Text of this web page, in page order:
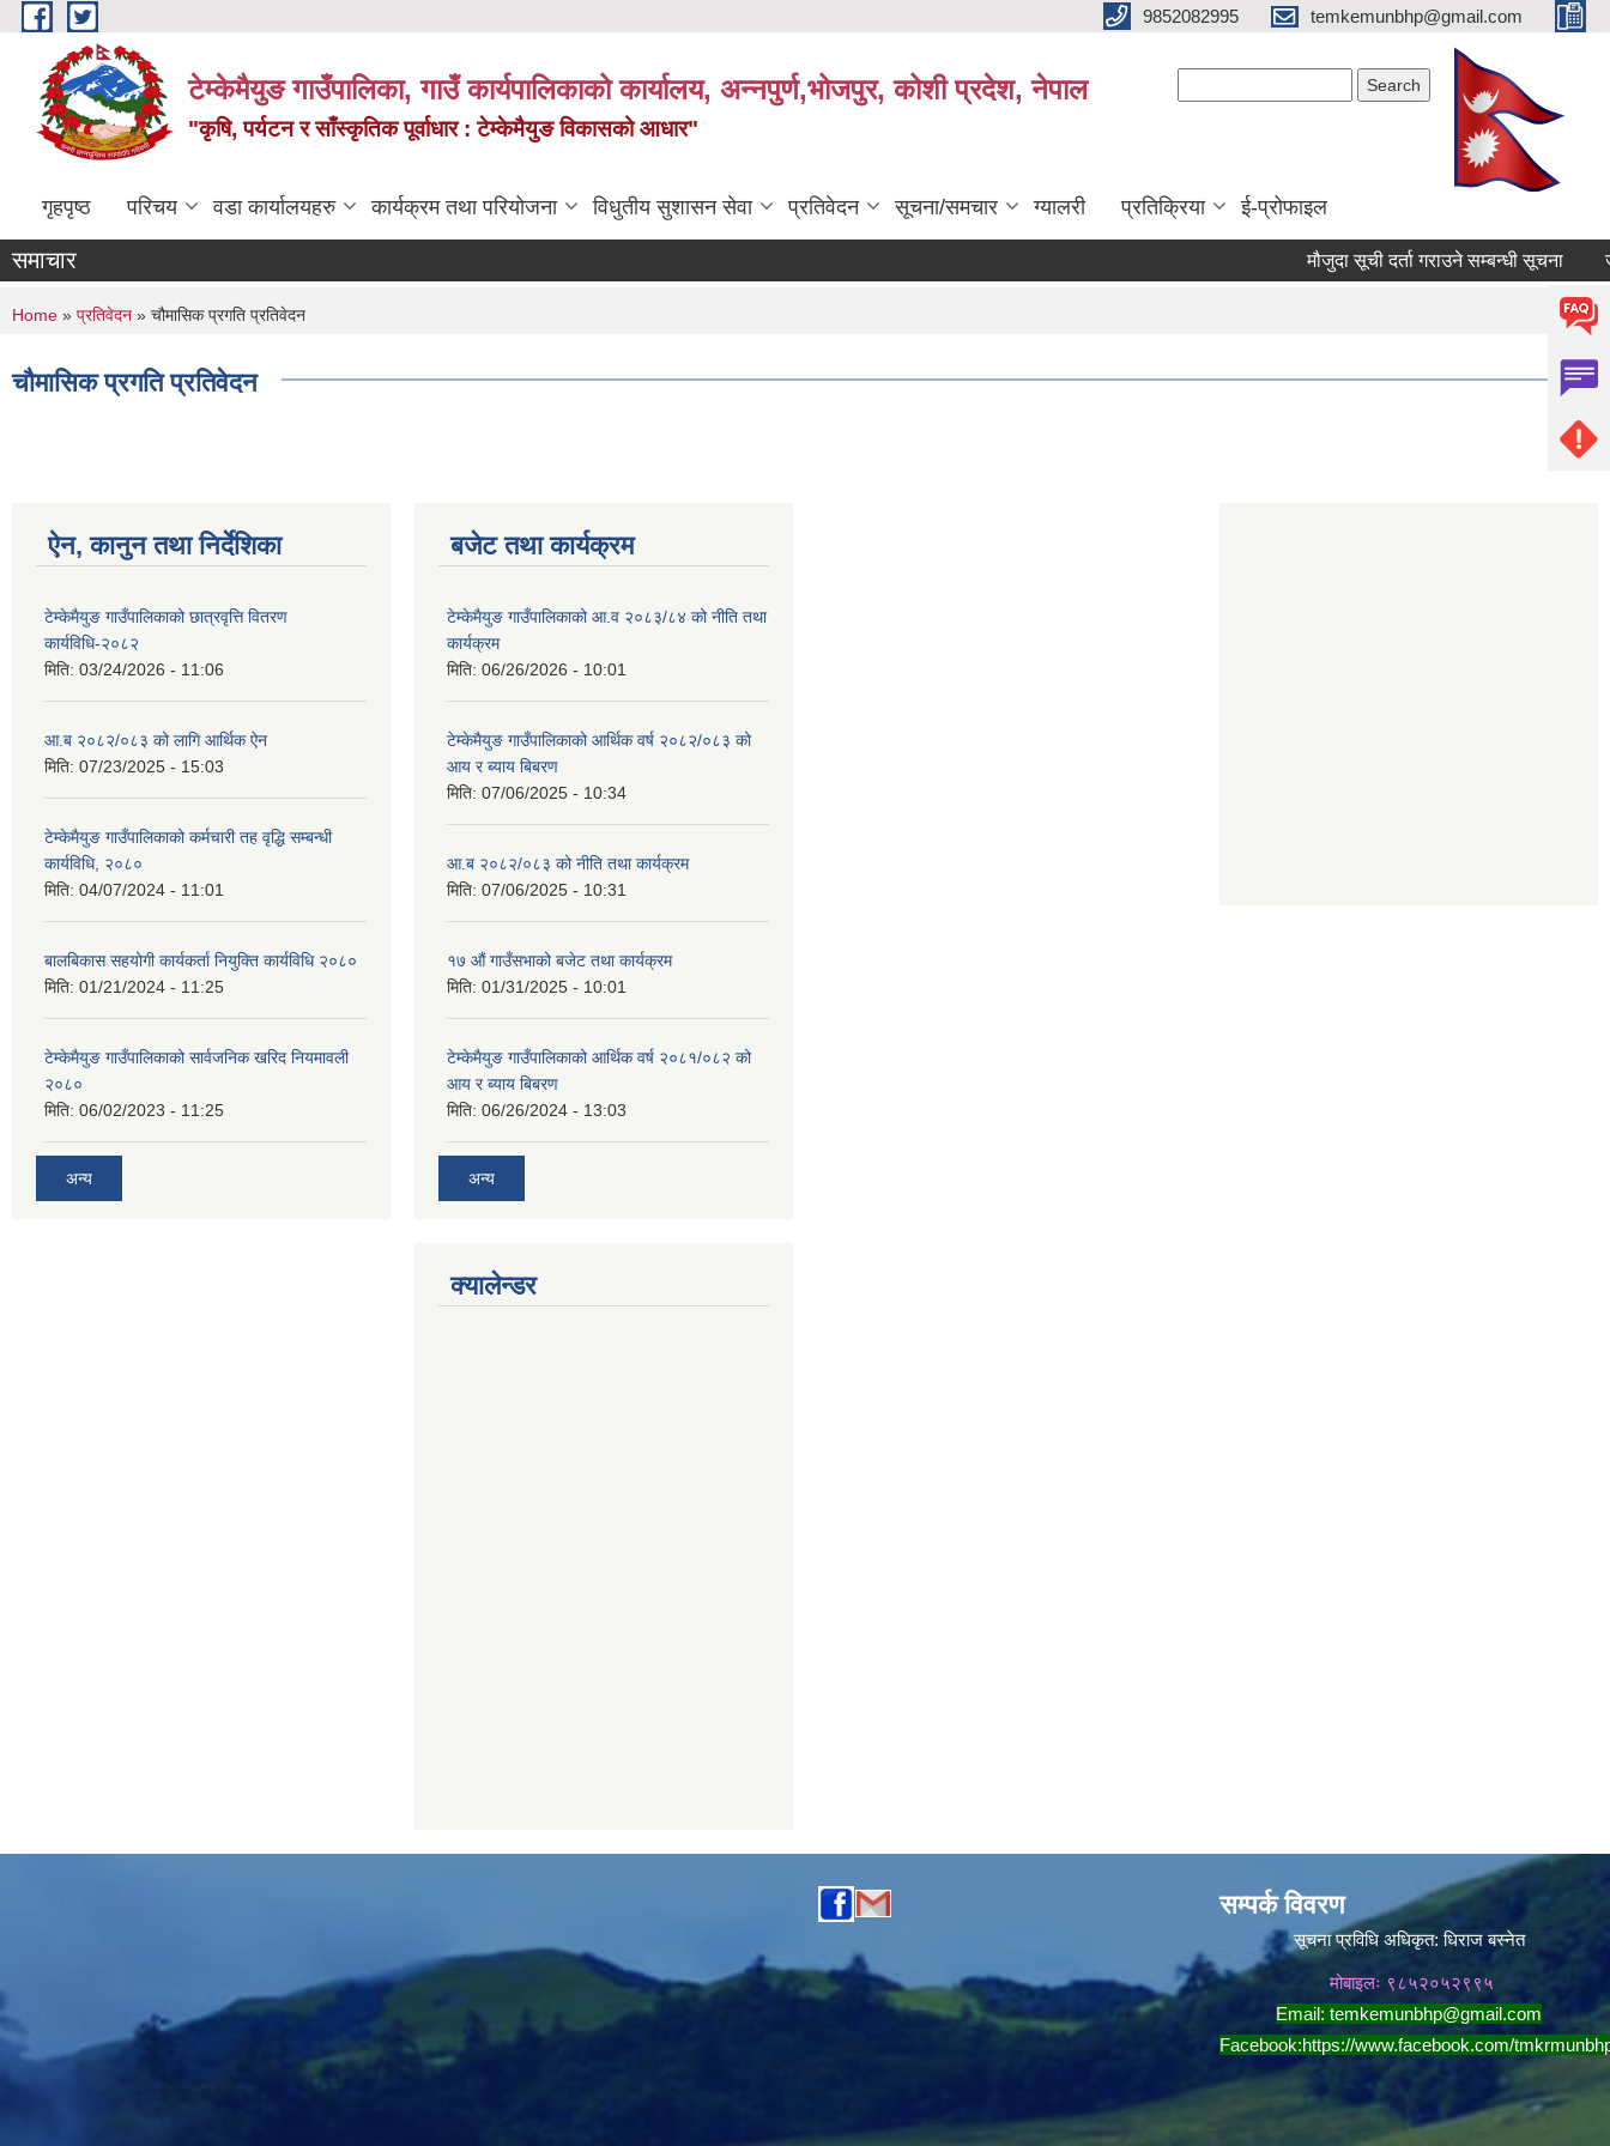
Skip to main content 9852082995 temkemunbhp@gmail.com
टेम्केमैयुङ गाउँपालिका, गाउँ कार्यपालिकाको कार्यालय, अन्नपुर्ण,भोजपुर, कोशी प्रदेश, नेपाल
"कृषि, पर्यटन र साँस्कृतिक पूर्वाधार : टेम्केमैयुङ विकासको आधार"
गृहपृष्ठ परिचय वडा कार्यालयहरु कार्यक्रम तथा परियोजना विधुतीय सुशासन सेवा प्रतिवेदन सूचना/समचार ग्यालरी प्रतिक्रिया ई-प्रोफाइल
समाचार मौजुदा सूची दर्ता गराउने सम्बन्धी सूचना
You are here
Home » प्रतिवेदन » चौमासिक प्रगति प्रतिवेदन
चौमासिक प्रगति प्रतिवेदन
ऐन, कानुन तथा निर्देशिका
टेम्केमैयुङ गाउँपालिकाको छात्रवृत्ति वितरण
कार्यविधि-२०८२
मिति: 03/24/2026 - 11:06
आ.ब २०८२/०८३ को लागि आर्थिक ऐन
मिति: 07/23/2025 - 15:03
टेम्केमैयुङ गाउँपालिकाको कर्मचारी तह वृद्धि सम्बन्धी
कार्यविधि, २०८०
मिति: 04/07/2024 - 11:01
बालबिकास सहयोगी कार्यकर्ता नियुक्ति कार्यविधि २०८०
मिति: 01/21/2024 - 11:25
टेम्केमैयुङ गाउँपालिकाको सार्वजनिक खरिद नियमावली
२०८०
मिति: 06/02/2023 - 11:25
अन्य
बजेट तथा कार्यक्रम
टेम्केमैयुङ गाउँपालिकाको आ.व २०८३/८४ को नीति तथा
कार्यक्रम
मिति: 06/26/2026 - 10:01
टेम्केमैयुङ गाउँपालिकाको आर्थिक वर्ष २०८२/०८३ को
आय र ब्याय बिबरण
मिति: 07/06/2025 - 10:34
आ.ब २०८२/०८३ को नीति तथा कार्यक्रम
मिति: 07/06/2025 - 10:31
१७ औं गाउँसभाको बजेट तथा कार्यक्रम
मिति: 01/31/2025 - 10:01
टेम्केमैयुङ गाउँपालिकाको आर्थिक वर्ष २०८१/०८२ को
आय र ब्याय बिबरण
मिति: 06/26/2024 - 13:03
अन्य
क्यालेन्डर
सम्पर्क विवरण
सूचना प्रविधि अधिकृत:धिराज बस्नेत
मोबाइलः ९८५२०५२९९५
Email: temkemunbhp@gmail.com
Facebook:https://www.facebook.com/